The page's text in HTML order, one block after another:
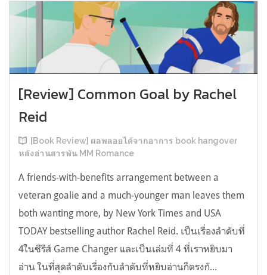
[Review] Common Goal by Rachel
Reid
[Book Review] ผลพลอยได้จากอาการ book hangover
หลังอ่านสารพัน MM Romance
A friends-with-benefits arrangement between a
veteran goalie and a much-younger man leaves them
both wanting more, by New York Times and USA
TODAY bestselling author Rachel Reid. เป็นเรื่องลำดับที่
4ในซีรีส์ Game Changer และเป็นเล่มที่ 4 ที่เราหยิบมา
อ่าน ในที่สุดลำดับเรื่องกับลำดับที่หยิบอ่านก็ตรงกั...